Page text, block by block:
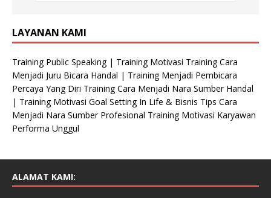
LAYANAN KAMI
Training Public Speaking | Training Motivasi Training Cara
Menjadi Juru Bicara Handal | Training Menjadi Pembicara
Percaya Yang Diri Training Cara Menjadi Nara Sumber Handal
| Training Motivasi Goal Setting In Life & Bisnis Tips Cara
Menjadi Nara Sumber Profesional Training Motivasi Karyawan
Performa Unggul
ALAMAT KAMI: